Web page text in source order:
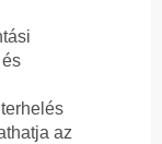
az